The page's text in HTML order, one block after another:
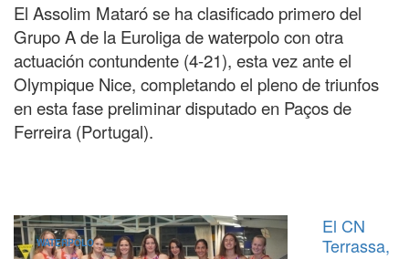
El Assolim Mataró se ha clasificado primero del
Grupo A de la Euroliga de waterpolo con otra
actuación contundente (4-21), esta vez ante el
Olympique Nice, completando el pleno de triunfos
en esta fase preliminar disputado en Paços de
Ferreira (Portugal).
WATERPOLO
El CN
Terrassa,